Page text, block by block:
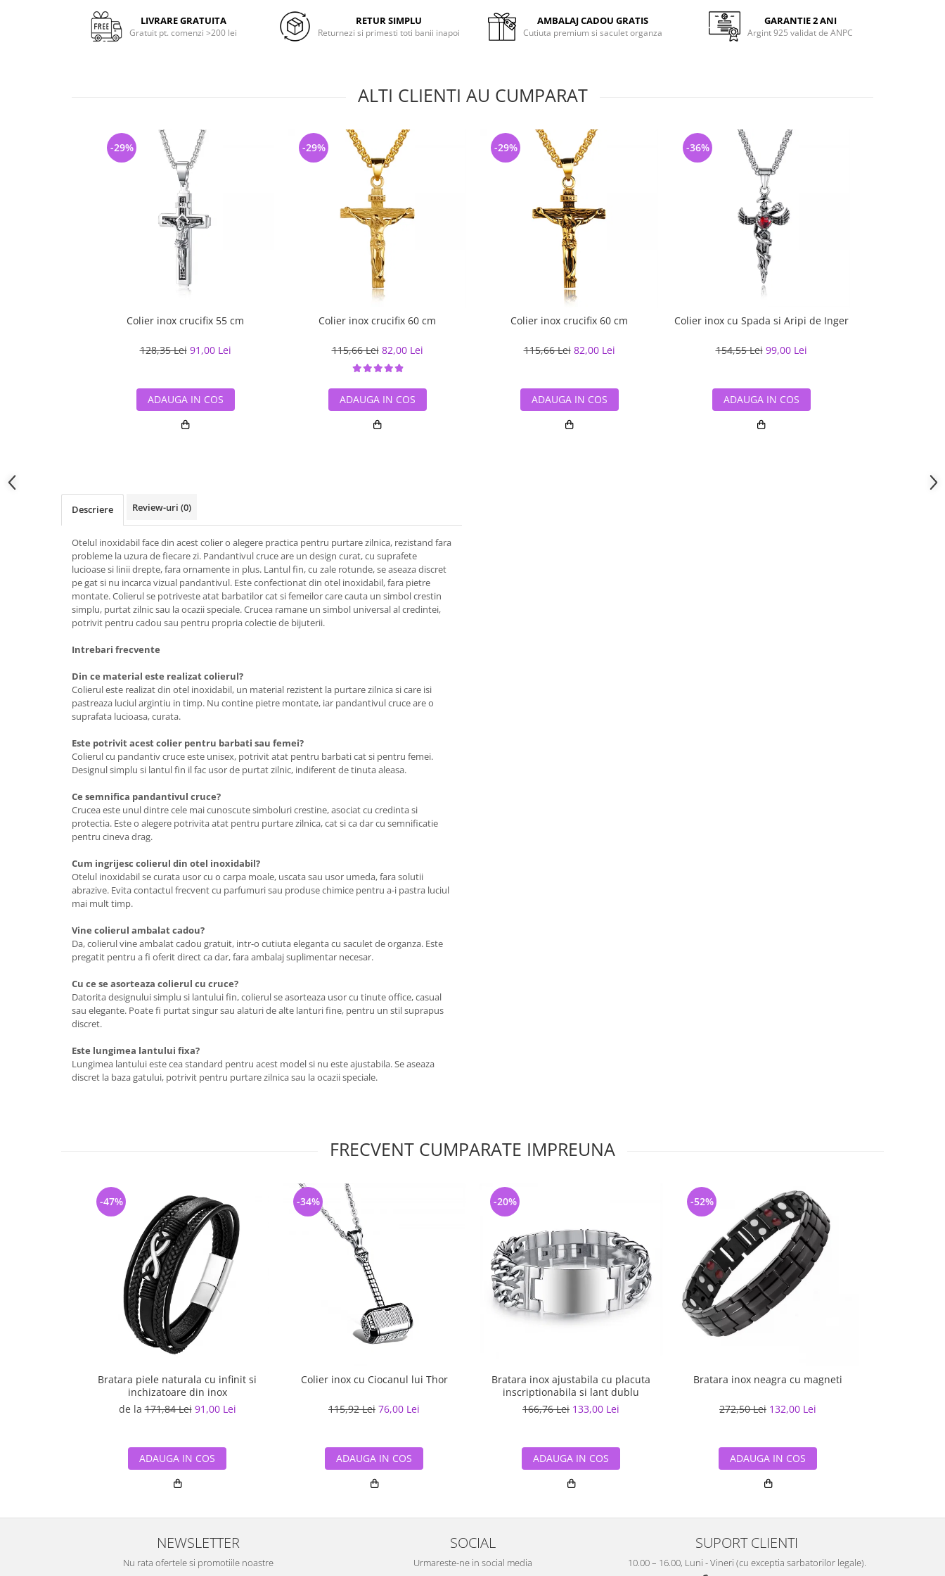
LIVRARE GRATUITA
Gratuit pt. comenzi >200 lei
RETUR SIMPLU
Returnezi si primesti toti banii inapoi
AMBALAJ CADOU GRATIS
Cutiuta premium si saculet organza
GARANTIE 2 ANI
Argint 925 validat de ANPC
ALTI CLIENTI AU CUMPARAT
Colier inox crucifix 55 cm
128,35 Lei 91,00 Lei
-29%
ADAUGA IN COS
Colier inox crucifix 60 cm
115,66 Lei 82,00 Lei
-29%
ADAUGA IN COS
Colier inox crucifix 60 cm
115,66 Lei 82,00 Lei
-29%
ADAUGA IN COS
Colier inox cu Spada si Aripi de Inger
154,55 Lei 99,00 Lei
-36%
ADAUGA IN COS
Descriere Review-uri (0)
Otelul inoxidabil face din acest colier o alegere practica pentru purtare zilnica, rezistand fara
probleme la uzura de fiecare zi. Pandantivul cruce are un design curat, cu suprafete
lucioase si linii drepte, fara ornamente in plus. Lantul fin, cu zale rotunde, se aseaza discret
pe gat si nu incarca vizual pandantivul. Este confectionat din otel inoxidabil, fara pietre
montate. Colierul se potriveste atat barbatilor cat si femeilor care cauta un simbol crestin
simplu, purtat zilnic sau la ocazii speciale. Crucea ramane un simbol universal al credintei,
potrivit pentru cadou sau pentru propria colectie de bijuterii.
Intrebari frecvente
Din ce material este realizat colierul?
Colierul este realizat din otel inoxidabil, un material rezistent la purtare zilnica si care isi
pastreaza luciul argintiu in timp. Nu contine pietre montate, iar pandantivul cruce are o
suprafata lucioasa, curata.
Este potrivit acest colier pentru barbati sau femei?
Colierul cu pandantiv cruce este unisex, potrivit atat pentru barbati cat si pentru femei.
Designul simplu si lantul fin il fac usor de purtat zilnic, indiferent de tinuta aleasa.
Ce semnifica pandantivul cruce?
Crucea este unul dintre cele mai cunoscute simboluri crestine, asociat cu credinta si
protectia. Este o alegere potrivita atat pentru purtare zilnica, cat si ca dar cu semnificatie
pentru cineva drag.
Cum ingrijesc colierul din otel inoxidabil?
Otelul inoxidabil se curata usor cu o carpa moale, uscata sau usor umeda, fara solutii
abrazive. Evita contactul frecvent cu parfumuri sau produse chimice pentru a-i pastra luciul
mai mult timp.
Vine colierul ambalat cadou?
Da, colierul vine ambalat cadou gratuit, intr-o cutiuta eleganta cu saculet de organza. Este
pregatit pentru a fi oferit direct ca dar, fara ambalaj suplimentar necesar.
Cu ce se asorteaza colierul cu cruce?
Datorita designului simplu si lantului fin, colierul se asorteaza usor cu tinute office, casual
sau elegante. Poate fi purtat singur sau alaturi de alte lanturi fine, pentru un stil suprapus
discret.
Este lungimea lantului fixa?
Lungimea lantului este cea standard pentru acest model si nu este ajustabila. Se aseaza
discret la baza gatului, potrivit pentru purtare zilnica sau la ocazii speciale.
FRECVENT CUMPARATE IMPREUNA
Bratara piele naturala cu infinit si
inchizatoare din inox
de la171,84 Lei 91,00 Lei
-47%
ADAUGA IN COS
Colier inox cu Ciocanul lui Thor
115,92 Lei 76,00 Lei
-34%
ADAUGA IN COS
Bratara inox ajustabila cu placuta
inscriptionabila si lant dublu
166,76 Lei 133,00 Lei
-20%
ADAUGA IN COS
Bratara inox neagra cu magneti
272,50 Lei 132,00 Lei
-52%
ADAUGA IN COS
NEWSLETTER
Nu rata ofertele si promotiile noastre
SOCIAL
Urmareste-ne in social media
SUPORT CLIENTI
10.00 – 16.00, Luni - Vineri (cu exceptia sarbatorilor legale).